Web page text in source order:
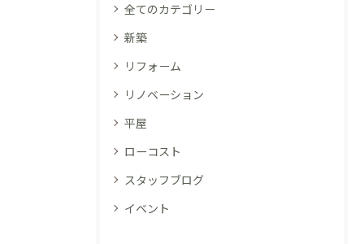
全てのカテゴリー
新築
リフォーム
リノベーション
平屋
ローコスト
スタッフブログ
イベント